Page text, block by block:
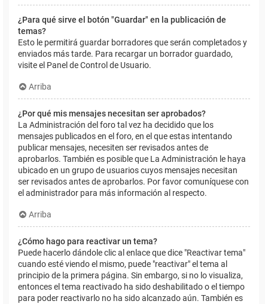
¿Para qué sirve el botón "Guardar" en la publicación de
temas?
Esto le permitirá guardar borradores que serán completados y
enviados más tarde. Para recargar un borrador guardado,
visite el Panel de Control de Usuario.
Arriba
¿Por qué mis mensajes necesitan ser aprobados?
La Administración del foro tal vez ha decidido que los
mensajes publicados en el foro, en el que estas intentando
publicar mensajes, necesiten ser revisados antes de
aprobarlos. También es posible que La Administración le haya
ubicado en un grupo de usuarios cuyos mensajes necesitan
ser revisados antes de aprobarlos. Por favor comuníquese con
el administrador para más información al respecto.
Arriba
¿Cómo hago para reactivar un tema?
Puede hacerlo dándole clic al enlace que dice "Reactivar tema"
cuando esté viendo el mismo, puede "reactivar" el tema al
principio de la primera página. Sin embargo, si no lo visualiza,
entonces el tema reactivado ha sido deshabilitado o el tiempo
para poder reactivarlo no ha sido alcanzado aún. También es